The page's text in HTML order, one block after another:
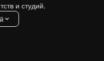
и студий.